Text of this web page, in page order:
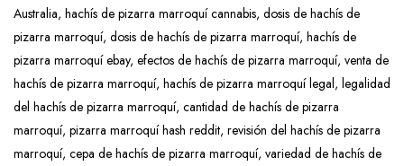
Australia, hachís de pizarra marroquí cannabis, dosis de hachís de
pizarra marroquí, dosis de hachís de pizarra marroquí, hachís de
pizarra marroquí ebay, efectos de hachís de pizarra marroquí, venta de
hachís de pizarra marroquí, hachís de pizarra marroquí legal, legalidad
del hachís de pizarra marroquí, cantidad de hachís de pizarra
marroquí, pizarra marroquí hash reddit, revisión del hachís de pizarra
marroquí, cepa de hachís de pizarra marroquí, variedad de hachís de